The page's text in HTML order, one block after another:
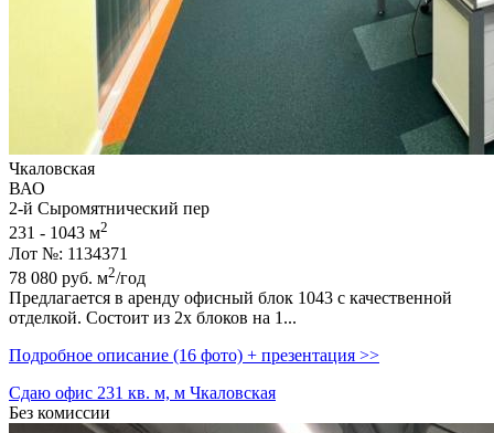
Чкаловская
ВАО
2-й Сыромятнический пер
231 - 1043 м2
Лот №: 1134371
78 080 руб. м2/год
Предлагается в аренду офисный блок 1043 с качественной
отделкой. Состоит из 2х блоков на 1...
Подробное описание (16 фото) + презентация >>
Сдаю офис 231 кв. м, м Чкаловская
Без комиссии